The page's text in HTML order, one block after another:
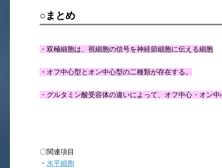
○まとめ
・双極細胞は、視細胞の信号を神経節細胞に伝える細胞
・オフ中心型とオン中心型の二種類が存在する。
・グルタミン酸受容体の違いによって、オフ中心・オン
〇関連項目
・ 水平細胞